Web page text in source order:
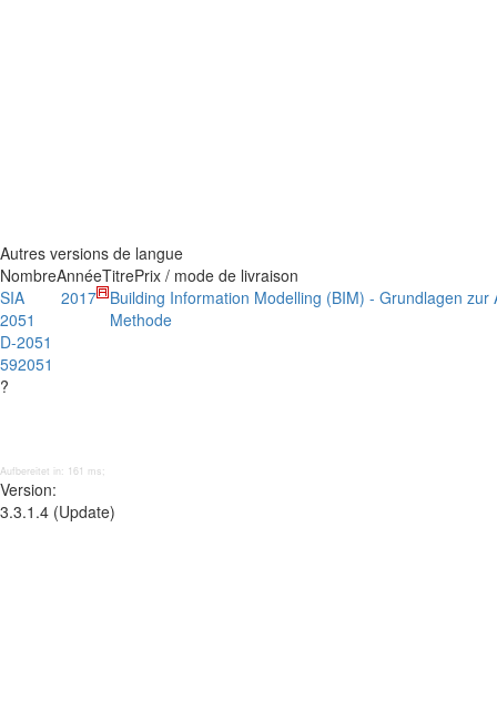
Autres versions de langue
NombreAnnéeTitrePrix / mode de livraison
SIA
2051
D-2051
592051
?
2017
Building Information Modelling (BIM) - Grundlagen zur
Methode
Aufbereitet in: 161 ms;
Version:
3.3.1.4 (Update)